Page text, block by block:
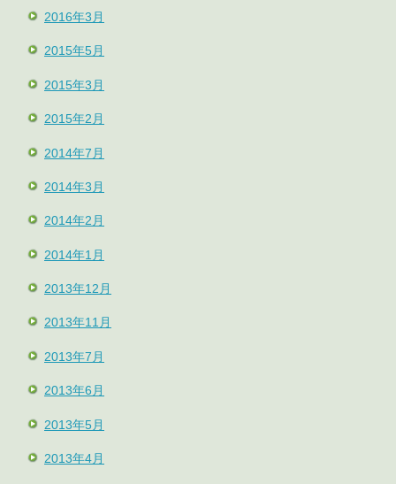
2016年3月
2015年5月
2015年3月
2015年2月
2014年7月
2014年3月
2014年2月
2014年1月
2013年12月
2013年11月
2013年7月
2013年6月
2013年5月
2013年4月